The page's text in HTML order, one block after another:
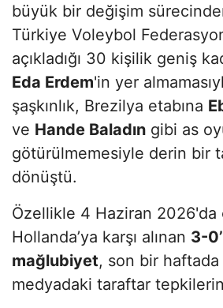
büyük bir değişim
Türkiye Voleybol
açıkladığı 30 kişilik geniş
Eda Erdem'in yer
şaşkınlık, Brezilya etabına
ve Hande Baladın gibi as
götürülmemesiyle derin bir
dönüştü.
Özellikle 4 Haziran 2026'da
Hollanda’ya karşı alınan 3-
mağlubiyet, son bir haftada
medyadaki taraftar